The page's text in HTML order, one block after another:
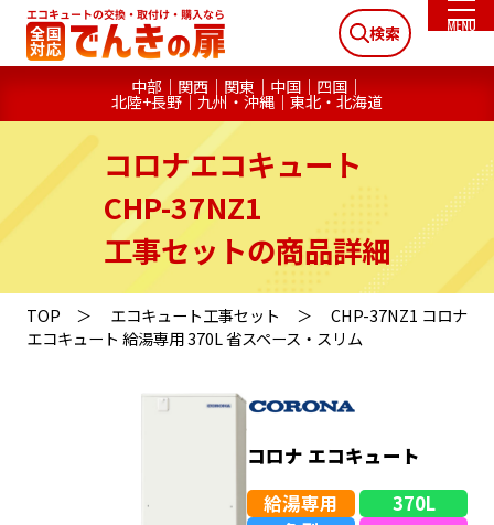
検索
中部 関西 関東 中国 四国
北陸+長野 九州・沖縄 東北・北海道
コロナエコキュート
CHP-37NZ1
工事セットの商品詳細
TOP エコキュート工事セット
CHP-37NZ1 コロナ
エコキュート 給湯専用 370L 省スペース・スリム
コロナ エコキュート
給湯専用
370L